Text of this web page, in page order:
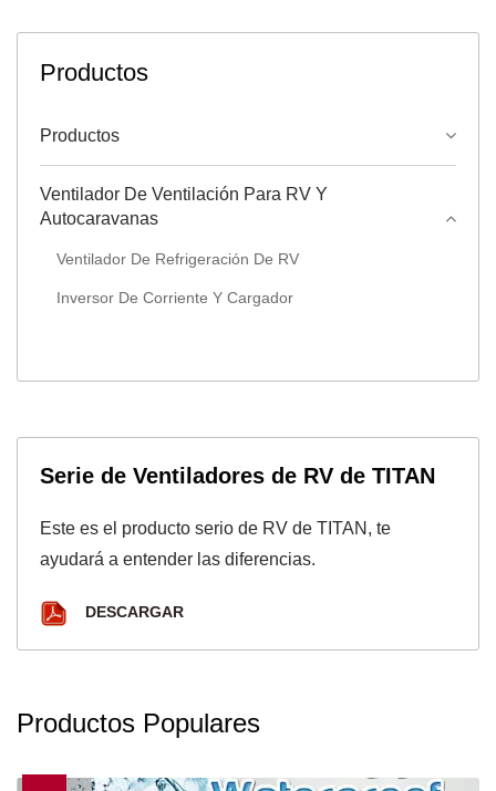
Productos
Productos
Ventilador De Ventilación Para RV Y
Autocaravanas
Ventilador De Refrigeración De RV
Inversor De Corriente Y Cargador
Serie de Ventiladores de RV de TITAN
Este es el producto serio de RV de TITAN, te
ayudará a entender las diferencias.
DESCARGAR
Productos Populares